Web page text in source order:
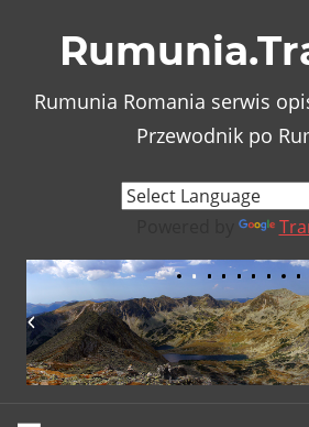
Rumunia Romania serwis
Przewodnik po